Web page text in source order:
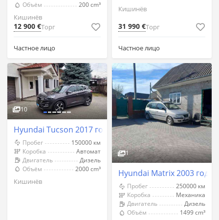
Объём
200 cm³
Кишинёв
12 900 €Торг
Частное лицо
Кишинёв
31 990 €Торг
Частное лицо
10
Hyundai Tucson 2017 год Кишинёв
Пробег
150000 км
Коробка
Автомат
Двигатель
Дизель
Объём
2000 cm³
Кишинёв
1
Hyundai Matrix 2003 год
Пробег
250000 км
Коробка
Механика
Двигатель
Дизель
Объём
1499 cm³